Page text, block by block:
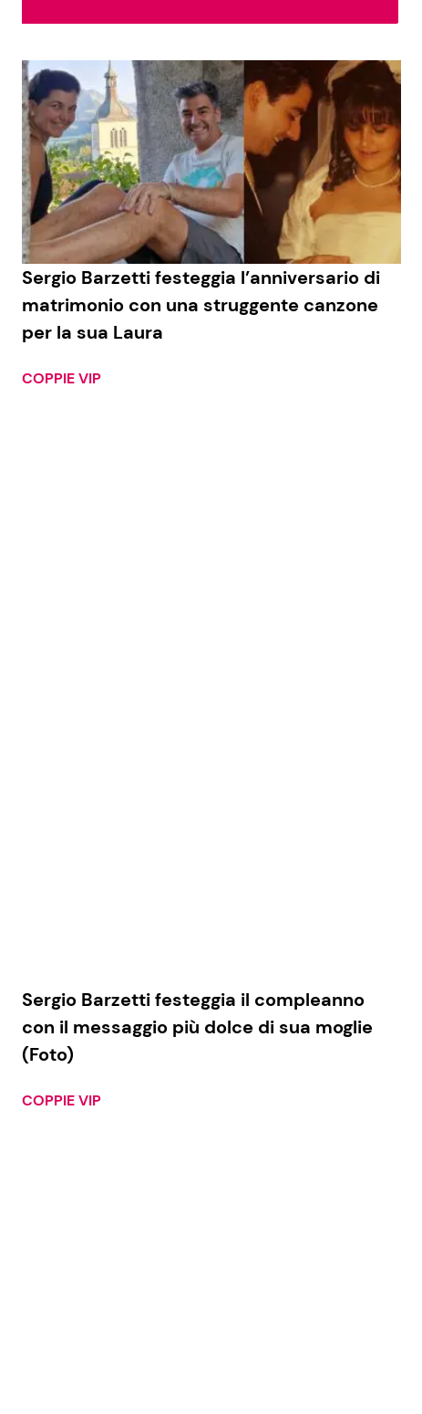
Soap Opera
Social News
News dal mondo
Benessere
Casa
Moda e Style
Mondo Mamma
News benessere
Salute
Sergio Barzetti festeggia l’anniversario di
matrimonio con una struggente canzone
per la sua Laura
COPPIE VIP
Sergio Barzetti festeggia il compleanno
con il messaggio più dolce di sua moglie
(Foto)
COPPIE VIP